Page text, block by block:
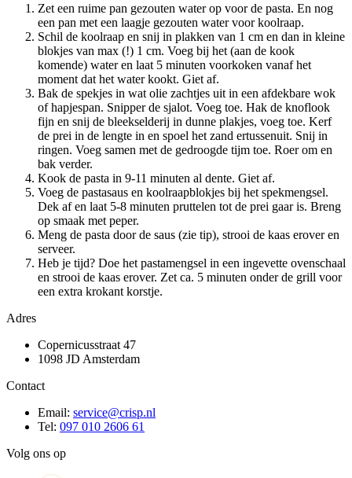
Zet een ruime pan gezouten water op voor de pasta. En nog
een pan met een laagje gezouten water voor koolraap.
Schil de koolraap en snij in plakken van 1 cm en dan in kleine
blokjes van max (!) 1 cm. Voeg bij het (aan de kook
komende) water en laat 5 minuten voorkoken vanaf het
moment dat het water kookt. Giet af.
Bak de spekjes in wat olie zachtjes uit in een afdekbare wok
of hapjespan. Snipper de sjalot. Voeg toe. Hak de knoflook
fijn en snij de bleekselderij in dunne plakjes, voeg toe. Kerf
de prei in de lengte in en spoel het zand ertussenuit. Snij in
ringen. Voeg samen met de gedroogde tijm toe. Roer om en
bak verder.
Kook de pasta in 9-11 minuten al dente. Giet af.
Voeg de pastasaus en koolraapblokjes bij het spekmengsel.
Dek af en laat 5-8 minuten pruttelen tot de prei gaar is. Breng
op smaak met peper.
Meng de pasta door de saus (zie tip), strooi de kaas erover en
serveer.
Heb je tijd? Doe het pastamengsel in een ingevette ovenschaal
en strooi de kaas erover. Zet ca. 5 minuten onder de grill voor
een extra krokant korstje.
Adres
Copernicusstraat 47
1098 JD Amsterdam
Contact
Email: service@crisp.nl
Tel: 097 010 2606 61
Volg ons op